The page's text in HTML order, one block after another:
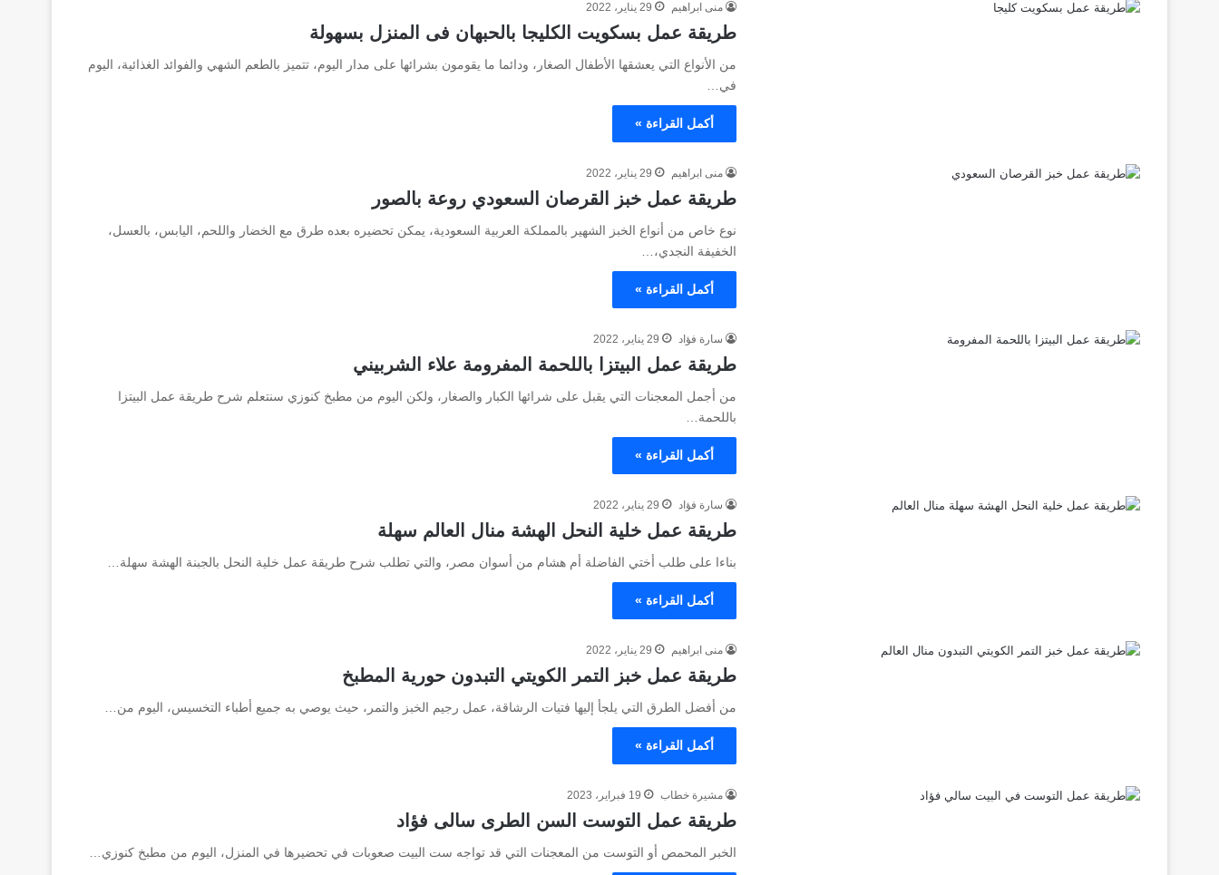
منى ابراهيم 29 يناير، 2022
طريقة عمل بسكويت الكليجا بالحبهان فى المنزل بسهولة
من الأنواع التي يعشقها الأطفال الصغار، ودائما ما يقومون بشرائها على مدار اليوم، تتميز بالطعم الشهي والفوائد الغذائية، اليوم
في…
أكمل القراءة »
منى ابراهيم 29 يناير، 2022
طريقة عمل خبز القرصان السعودي روعة بالصور
نوع خاص من أنواع الخبز الشهير بالمملكة العربية السعودية، يمكن تحضيره بعده طرق مع الخضار واللحم، اليابس، بالعسل،
الخفيفة النجدي،…
أكمل القراءة »
سارة فؤاد 29 يناير، 2022
طريقة عمل البيتزا باللحمة المفرومة علاء الشربيني
من أجمل المعجنات التي يقبل على شرائها الكبار والصغار، ولكن اليوم من مطبخ كنوزي سنتعلم شرح طريقة عمل البيتزا
باللحمة…
أكمل القراءة »
سارة فؤاد 29 يناير، 2022
طريقة عمل خلية النحل الهشة منال العالم سهلة
بناءا على طلب أختي الفاضلة أم هشام من أسوان مصر، والتي تطلب شرح طريقة عمل خلية النحل بالجبنة الهشة سهلة…
أكمل القراءة »
منى ابراهيم 29 يناير، 2022
طريقة عمل خبز التمر الكويتي التبدون حورية المطبخ
من أفضل الطرق التي يلجأ إليها فتيات الرشاقة، عمل رجيم الخبز والتمر، حيث يوصي به جميع أطباء التخسيس، اليوم من…
أكمل القراءة »
مشيرة خطاب 19 فبراير، 2023
طريقة عمل التوست السن الطرى سالى فؤاد
الخبر المحمص أو التوست من المعجنات التي قد تواجه ست البيت صعوبات في تحضيرها في المنزل، اليوم من مطبخ كنوزي…